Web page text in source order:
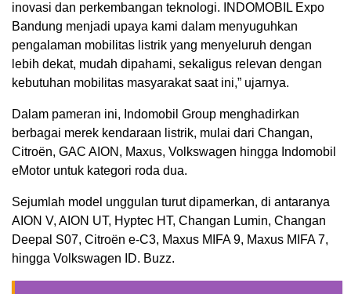
inovasi dan perkembangan teknologi. INDOMOBIL Expo
Bandung menjadi upaya kami dalam menyuguhkan
pengalaman mobilitas listrik yang menyeluruh dengan
lebih dekat, mudah dipahami, sekaligus relevan dengan
kebutuhan mobilitas masyarakat saat ini,” ujarnya.
Dalam pameran ini, Indomobil Group menghadirkan
berbagai merek kendaraan listrik, mulai dari Changan,
Citroën, GAC AION, Maxus, Volkswagen hingga Indomobil
eMotor untuk kategori roda dua.
Sejumlah model unggulan turut dipamerkan, di antaranya
AION V, AION UT, Hyptec HT, Changan Lumin, Changan
Deepal S07, Citroën e-C3, Maxus MIFA 9, Maxus MIFA 7,
hingga Volkswagen ID. Buzz.